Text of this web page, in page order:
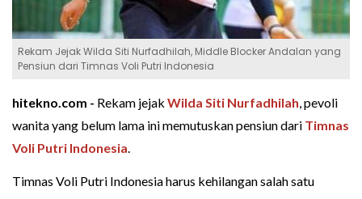
Rekam Jejak Wilda Siti Nurfadhilah, Middle Blocker Andalan yang
Pensiun dari Timnas Voli Putri Indonesia
hitekno.com - Rekam jejak Wilda Siti Nurfadhilah, pevoli
wanita yang belum lama ini memutuskan pensiun dari Timnas
Voli Putri Indonesia.
Timnas Voli Putri Indonesia harus kehilangan salah satu